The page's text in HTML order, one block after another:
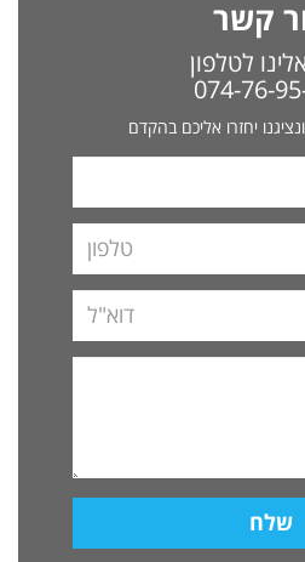
קשר
לטלפון
074-76-
יחזרו אליכם בהקדם